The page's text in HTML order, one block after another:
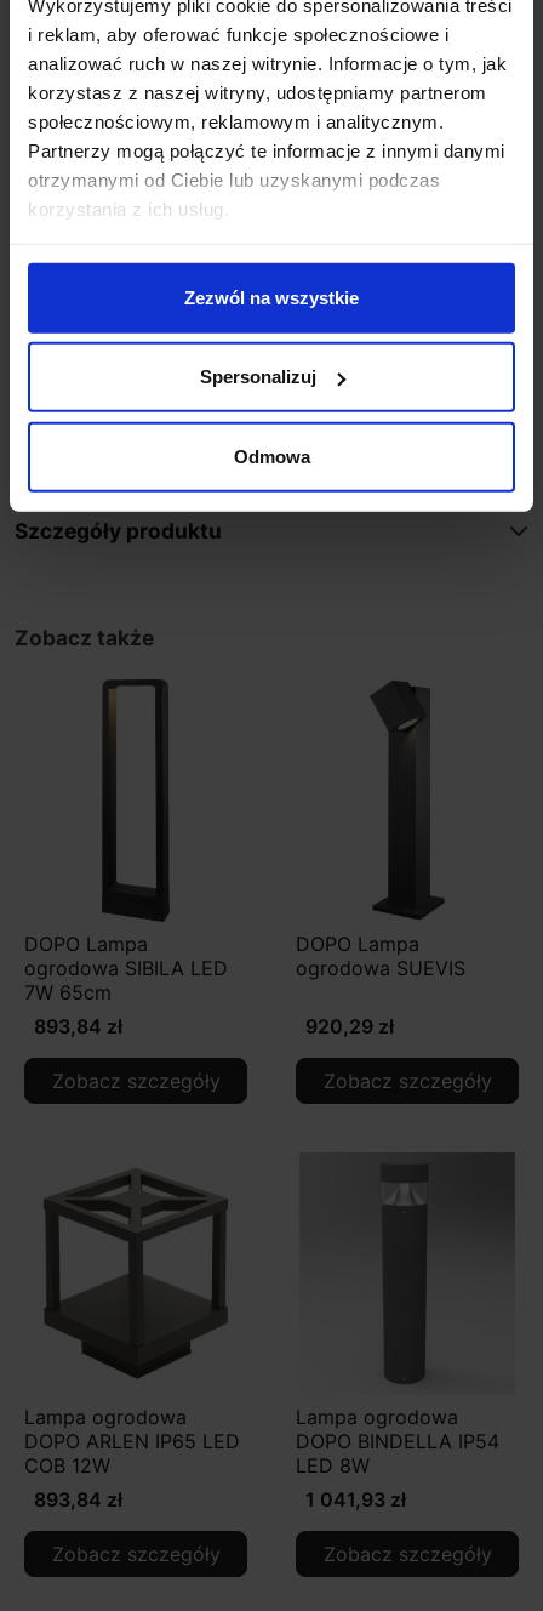
Wykorzystujemy pliki cookie do spersonalizowania treści
i reklam, aby oferować funkcje społecznościowe i
analizować ruch w naszej witrynie. Informacje o tym, jak
korzystasz z naszej witryny, udostępniamy partnerom
społecznościowym, reklamowym i analitycznym.
Partnerzy mogą połączyć te informacje z innymi danymi
otrzymanymi od Ciebie lub uzyskanymi podczas
korzystania z ich usług.
Zezwól na wszystkie
Spersonalizuj
Odmowa
Źródło światła LED
Moc 8W
Zasilanie 110V-240V AC
Wysokość 65cm
Wymiary 15cmx15cm
Temperatura barwy światła 3000K
Strumień świetlny 800lm
Klasa szczelności IP54
Producent DOPO
Dodatkowe informacje:
Gwarancja 2 lata
Osprzęt elektroniczny w zestawie
Szczegóły produktu
Zobacz także
DOPO Lampa
ogrodowa SIBILA LED
7W 65cm
893,84 zł
Zobacz szczegóły
DOPO Lampa
ogrodowa SUEVIS
920,29 zł
Zobacz szczegóły
Lampa ogrodowa
DOPO ARLEN IP65 LED
COB 12W
893,84 zł
Zobacz szczegóły
Lampa ogrodowa
DOPO BINDELLA IP54
LED 8W
1 041,93 zł
Zobacz szczegóły